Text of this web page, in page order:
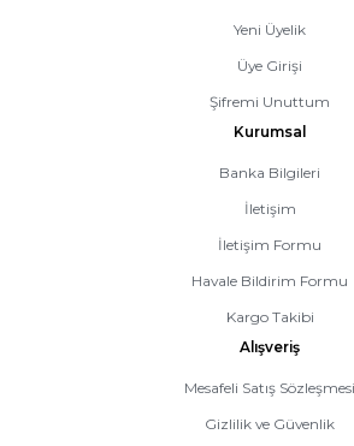
Yeni Üyelik
Üye Girişi
Şifremi Unuttum
Kurumsal
Banka Bilgileri
İletişim
İletişim Formu
Havale Bildirim Formu
Kargo Takibi
Alışveriş
Mesafeli Satış Sözleşmesi
Gizlilik ve Güvenlik